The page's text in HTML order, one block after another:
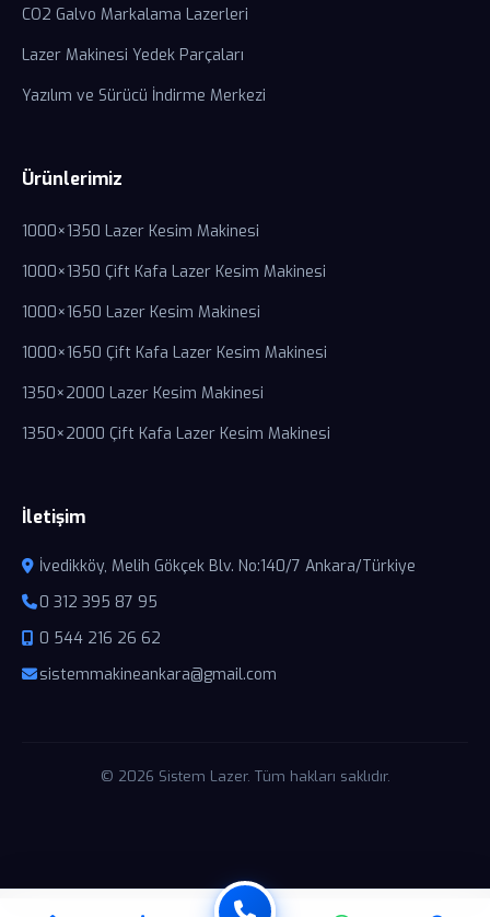
CO2 Galvo Markalama Lazerleri
Lazer Makinesi Yedek Parçaları
Yazılım ve Sürücü İndirme Merkezi
Ürünlerimiz
1000×1350 Lazer Kesim Makinesi
1000×1350 Çift Kafa Lazer Kesim Makinesi
1000×1650 Lazer Kesim Makinesi
1000×1650 Çift Kafa Lazer Kesim Makinesi
1350×2000 Lazer Kesim Makinesi
1350×2000 Çift Kafa Lazer Kesim Makinesi
İletişim
İvedikköy, Melih Gökçek Blv. No:140/7 Ankara/Türkiye
0 312 395 87 95
0 544 216 26 62
sistemmakineankara@gmail.com
© 2026 Sistem Lazer. Tüm hakları saklıdır.